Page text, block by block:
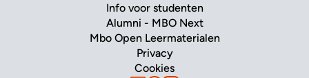
Info voor studenten
Alumni - MBO Next
Mbo Open Leermaterialen
Privacy
Cookies